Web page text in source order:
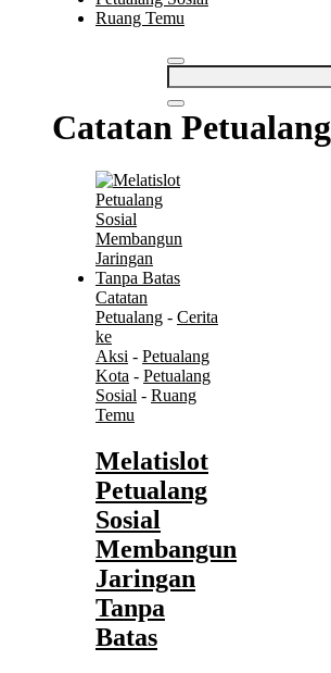
Ruang Temu
Search
for:
Catatan Petualang
Catatan
Petualang - Cerita
ke
Aksi - Petualang
Kota - Petualang
Sosial - Ruang
Temu
Melatislot
Petualang
Sosial
Membangun
Jaringan
Tanpa
Batas